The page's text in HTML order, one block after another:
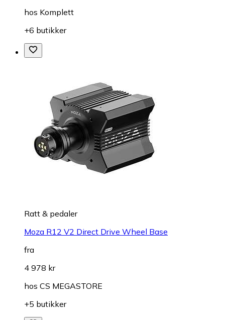
hos Komplett
+6 butikker
Ratt & pedaler
Moza R12 V2 Direct Drive Wheel Base
fra
4 978 kr
hos CS MEGASTORE
+5 butikker